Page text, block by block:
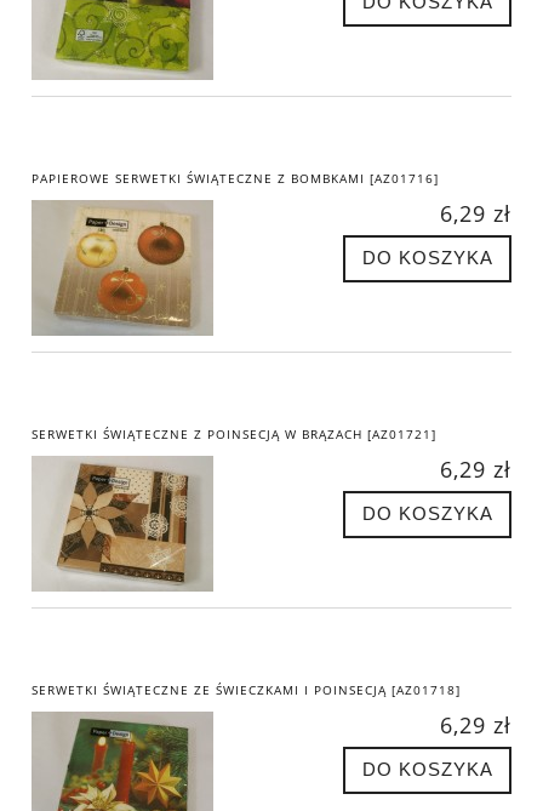
PAPIEROWE SERWETKI ŚWIĄTECZNE Z BOMBKAMI [AZ01716]
6,29 zł
DO KOSZYKA
SERWETKI ŚWIĄTECZNE Z POINSECJĄ W BRĄZACH [AZ01721]
6,29 zł
DO KOSZYKA
SERWETKI ŚWIĄTECZNE ZE ŚWIECZKAMI I POINSECJĄ [AZ01718]
6,29 zł
DO KOSZYKA